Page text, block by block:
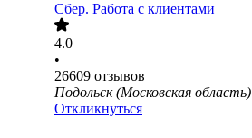
Сбер. Работа с клиентами
4.0
•
26609 отзывов
Подольск (Московская область)
Откликнуться